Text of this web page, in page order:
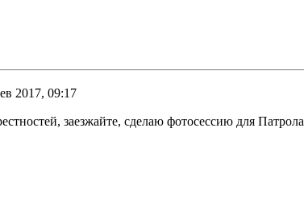
2017, 09:17
заезжайте, сделаю фотосессию для Патрола